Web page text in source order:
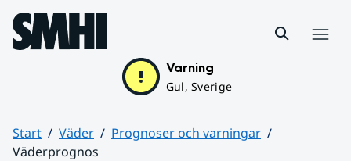
Hoppa till sidans innehåll
Varning
Gul, Sverige
Start Väder
Prognoser och varningar
Väderprognos